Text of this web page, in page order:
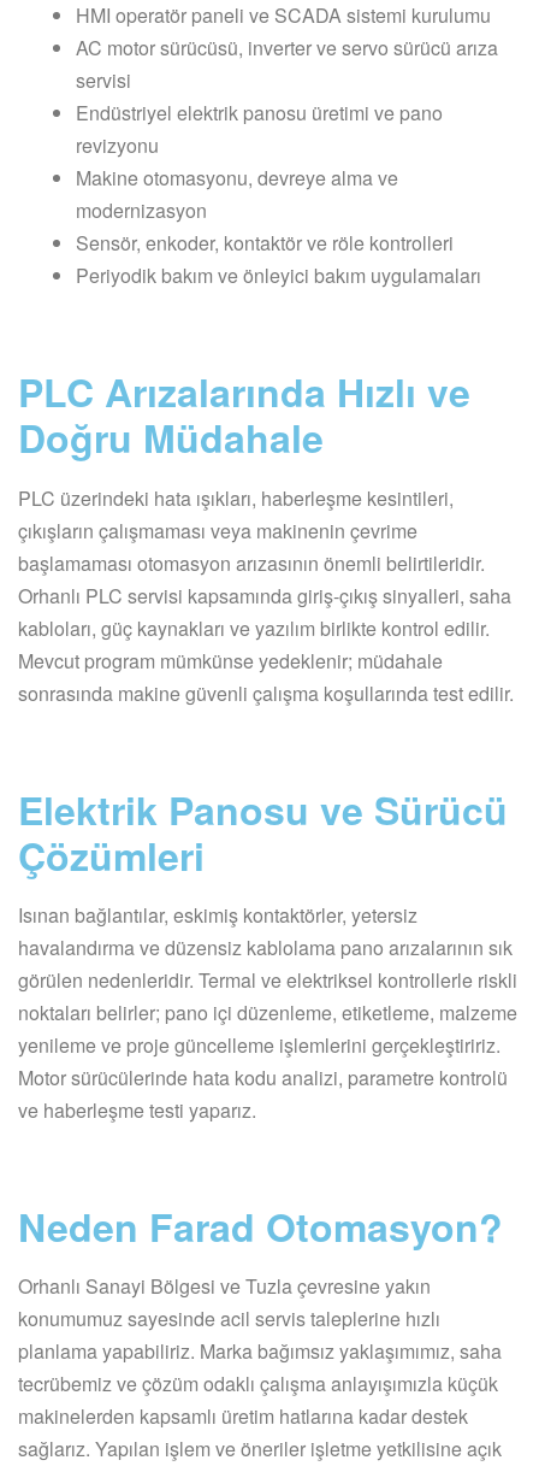
HMI operatör paneli ve SCADA sistemi kurulumu
AC motor sürücüsü, inverter ve servo sürücü arıza
servisi
Endüstriyel elektrik panosu üretimi ve pano
revizyonu
Makine otomasyonu, devreye alma ve
modernizasyon
Sensör, enkoder, kontaktör ve röle kontrolleri
Periyodik bakım ve önleyici bakım uygulamaları
PLC Arızalarında Hızlı ve
Doğru Müdahale
PLC üzerindeki hata ışıkları, haberleşme kesintileri,
çıkışların çalışmaması veya makinenin çevrime
başlamaması otomasyon arızasının önemli belirtileridir.
Orhanlı PLC servisi kapsamında giriş-çıkış sinyalleri, saha
kabloları, güç kaynakları ve yazılım birlikte kontrol edilir.
Mevcut program mümkünse yedeklenir; müdahale
sonrasında makine güvenli çalışma koşullarında test edilir.
Elektrik Panosu ve Sürücü
Çözümleri
Isınan bağlantılar, eskimiş kontaktörler, yetersiz
havalandırma ve düzensiz kablolama pano arızalarının sık
görülen nedenleridir. Termal ve elektriksel kontrollerle riskli
noktaları belirler; pano içi düzenleme, etiketleme, malzeme
yenileme ve proje güncelleme işlemlerini gerçekleştiririz.
Motor sürücülerinde hata kodu analizi, parametre kontrolü
ve haberleşme testi yaparız.
Neden Farad Otomasyon?
Orhanlı Sanayi Bölgesi ve Tuzla çevresine yakın
konumumuz sayesinde acil servis taleplerine hızlı
planlama yapabiliriz. Marka bağımsız yaklaşımımız, saha
tecrübemiz ve çözüm odaklı çalışma anlayışımızla küçük
makinelerden kapsamlı üretim hatlarına kadar destek
sağlarız. Yapılan işlem ve öneriler işletme yetkilisine açık